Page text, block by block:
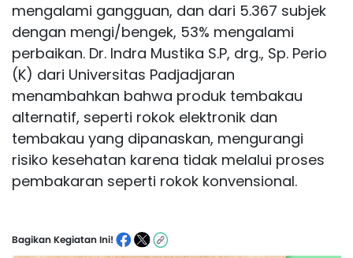
mengalami gangguan, dan dari 5.367 subjek
dengan mengi/bengek, 53% mengalami
perbaikan. Dr. Indra Mustika S.P, drg., Sp. Perio
(K) dari Universitas Padjadjaran
menambahkan bahwa produk tembakau
alternatif, seperti rokok elektronik dan
tembakau yang dipanaskan, mengurangi
risiko kesehatan karena tidak melalui proses
pembakaran seperti rokok konvensional.
Bagikan Kegiatan Ini!